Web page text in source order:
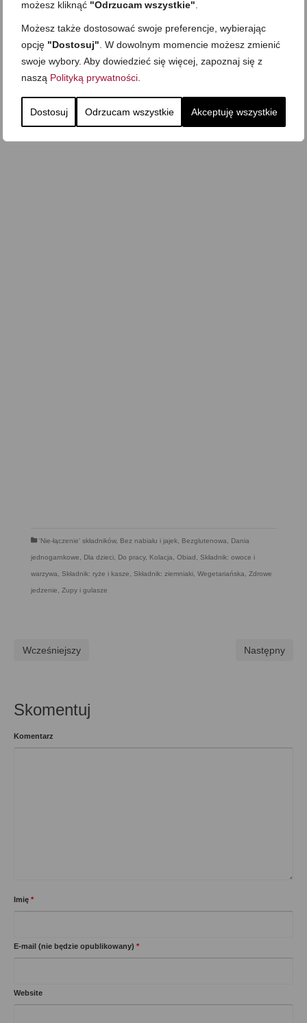
możesz kliknąć "Odrzucam wszystkie"
Możesz także dostosować swoje preferencje, wybierając
opcję "Dostosuj" . W dowolnym momencie możesz zmienić
swoje wybory. Aby dowiedzieć się więcej, zapoznaj się z
naszą Polityką prywatności
Dostosuj Odrzucam wszystkie Akceptuję wszystkie
'Nie-łączenie' składników, Bez nabiału i jajek Bezglutenowa Dania
jednogarnkowe Dla dzieci Do pracy, Kolacja Obiad Składnik: owoce i
warzywa Składnik: ryże i kasze Składnik: ziemniaki Wegetariańska Zdrowe
jedzenie Zupy i gulasze
Wcześniejszy Następny
Skomentuj
Komentarz
Imię *
E-mail (nie będzie opublikowany) *
Website